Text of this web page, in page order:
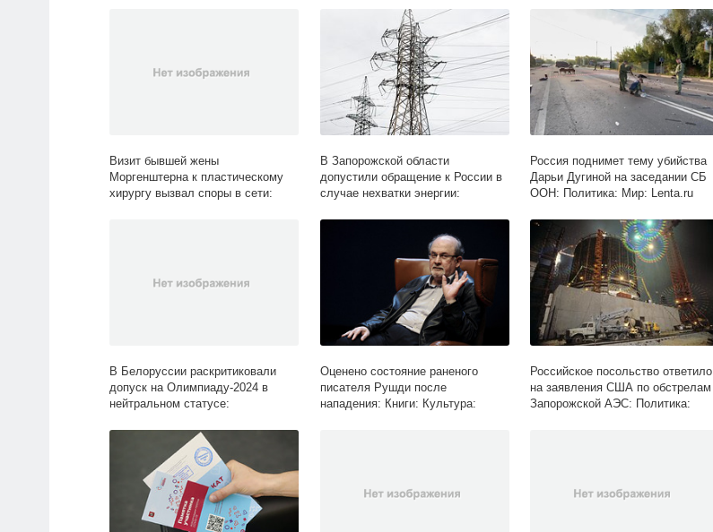
Визит бывшей жены
Моргенштерна к пластическому
хирургу вызвал споры в сети:
В Запорожской области
допустили обращение к России в
случае нехватки энергии:
Россия поднимет тему убийства
Дарьи Дугиной на заседании СБ
ООН: Политика: Мир: Lenta.ru
В Белоруссии раскритиковали
допуск на Олимпиаду-2024 в
нейтральном статусе:
Оценено состояние раненого
писателя Рушди после
нападения: Книги: Культура:
Российское посольство ответило
на заявления США по обстрелам
Запорожской АЭС: Политика: